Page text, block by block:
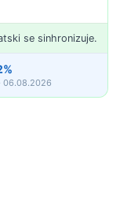
se sinhronizuje.
06.08.2026